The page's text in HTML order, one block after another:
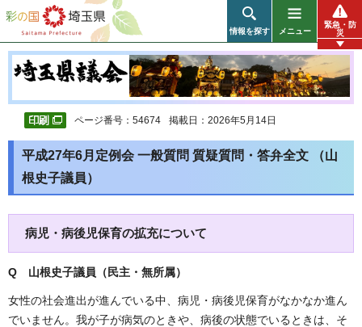
彩の国 埼玉県
情報を探す メニュー
緊急・防
災
ページ番号：54674 掲載日：2026年5月14日
平成27年6月定例会 一般質問 質疑質問・答弁全文 （山
根史子議員）
病児・病後児保育の拡充について
Q 山根史子議員（民主・無所属）
女性の社会進出が進んでいる中、病児・病後児保育がなかなか進ん
でいません。我が子が病気のときや、病後の状態でいるときは、そ